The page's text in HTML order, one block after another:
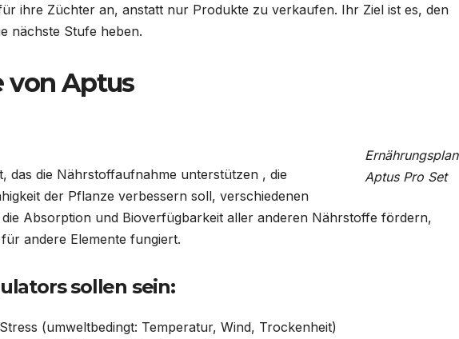
ihre Züchter an, anstatt nur Produkte zu verkaufen. Ihr Ziel ist es, den
nächste Stufe heben.
von Aptus
Ernährungsplan
Aptus Pro Set
das die Nährstoffaufnahme unterstützen , die
der Pflanze verbessern soll, verschiedenen
Absorption und Bioverfügbarkeit aller anderen Nährstoffe fördern,
andere Elemente fungiert.
sollen sein:
(umweltbedingt: Temperatur, Wind, Trockenheit)